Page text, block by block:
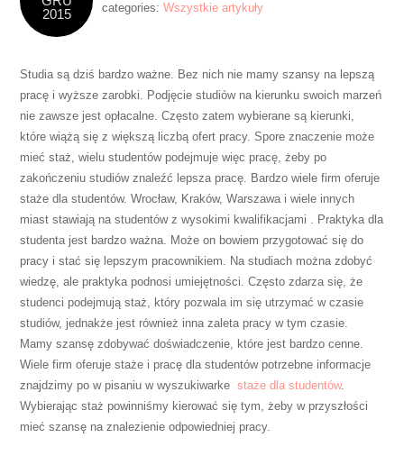
2015
categories:Wszystkie artykuły
Studia są dziś bardzo ważne. Bez nich nie mamy szansy na lepszą
pracę i wyższe zarobki. Podjęcie studiów na kierunku swoich marzeń
nie zawsze jest opłacalne. Często zatem wybierane są kierunki,
które wiążą się z większą liczbą ofert pracy. Spore znaczenie może
mieć staż, wielu studentów podejmuje więc pracę, żeby po
zakończeniu studiów znaleźć lepsza pracę. Bardzo wiele firm oferuje
staże dla studentów. Wrocław, Kraków, Warszawa i wiele innych
miast stawiają na studentów z wysokimi kwalifikacjami . Praktyka dla
studenta jest bardzo ważna. Może on bowiem przygotować się do
pracy i stać się lepszym pracownikiem. Na studiach można zdobyć
wiedzę, ale praktyka podnosi umiejętności. Często zdarza się, że
studenci podejmują staż, który pozwala im się utrzymać w czasie
studiów, jednakże jest również inna zaleta pracy w tym czasie.
Mamy szansę zdobywać doświadczenie, które jest bardzo cenne.
Wiele firm oferuje staże i pracę dla studentów potrzebne informacje
znajdzimy po w pisaniu w wyszukiwarkestaże dla studentów.
Wybierając staż powinniśmy kierować się tym, żeby w przyszłości
mieć szansę na znalezienie odpowiedniej pracy.